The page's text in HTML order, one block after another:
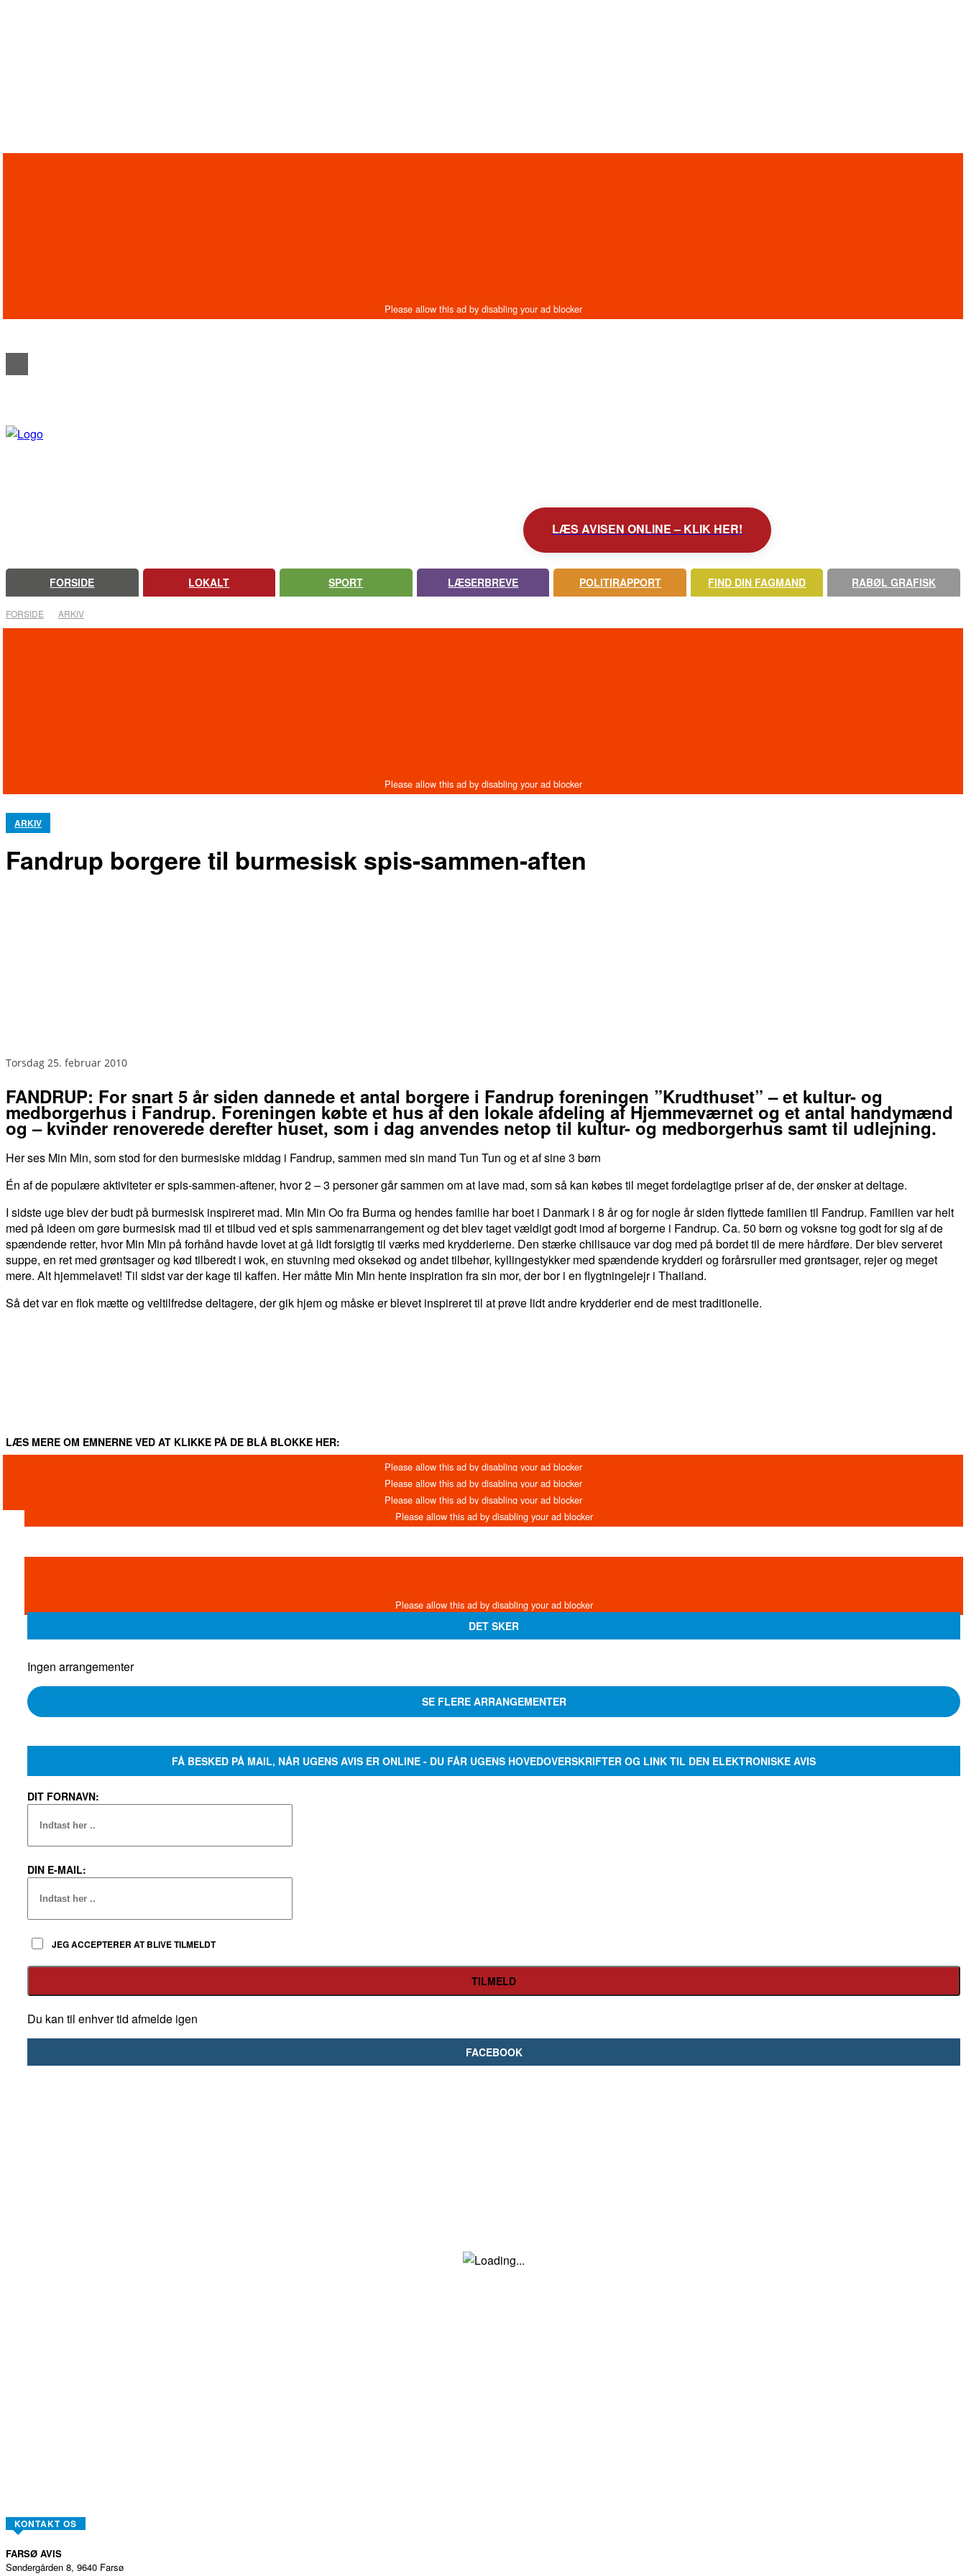
LÆS AVISEN ONLINE – KLIK HER!
FORSIDE LOKALT SPORT LÆSERBREVE POLITIRAPPORT FIND DIN FAGMAND RABØL GRAFISK
FORSIDE ARKIV
ARKIV
Fandrup borgere til burmesisk spis-sammen-aften
torsdag 25. februar 2010
FANDRUP: For snart 5 år siden dannede et antal borgere i Fandrup foreningen ”Krudthuset” – et kultur- og
medborgerhus i Fandrup. Foreningen købte et hus af den lokale afdeling af Hjemmeværnet og et antal handymænd
og – kvinder renoverede derefter huset, som i dag anvendes netop til kultur- og medborgerhus samt til udlejning.
Her ses Min Min, som stod for den burmesiske middag i Fandrup, sammen med sin mand Tun Tun og et af sine 3 børn
Én af de populære aktiviteter er spis-sammen-aftener, hvor 2 – 3 personer går sammen om at lave mad, som så kan købes til meget fordelagtige priser af de, der ønsker at deltage.
I sidste uge blev der budt på burmesisk inspireret mad. Min Min Oo fra Burma og hendes familie har boet i Danmark i 8 år og for nogle år siden flyttede familien til Fandrup. Familien var helt
med på ideen om gøre burmesisk mad til et tilbud ved et spis sammenarrangement og det blev taget vældigt godt imod af borgerne i Fandrup. Ca. 50 børn og voksne tog godt for sig af de
spændende retter, hvor Min Min på forhånd havde lovet at gå lidt forsigtig til værks med krydderierne. Den stærke chilisauce var dog med på bordet til de mere hårdføre. Der blev serveret
suppe, en ret med grøntsager og kød tilberedt i wok, en stuvning med oksekød og andet tilbehør, kyllingestykker med spændende krydderi og forårsruller med grøntsager, rejer og meget
mere. Alt hjemmelavet! Til sidst var der kage til kaffen. Her måtte Min Min hente inspiration fra sin mor, der bor i en flygtningelejr i Thailand.
Så det var en flok mætte og veltilfredse deltagere, der gik hjem og måske er blevet inspireret til at prøve lidt andre krydderier end de mest traditionelle.
LÆS MERE OM EMNERNE VED AT KLIKKE PÅ DE BLÅ BLOKKE HER:
DET SKER
Ingen arrangementer
SE FLERE ARRANGEMENTER
FÅ BESKED PÅ MAIL, NÅR UGENS AVIS ER ONLINE - DU FÅR UGENS HOVEDOVERSKRIFTER OG LINK TIL DEN ELEKTRONISKE AVIS
DIT FORNAVN:
DIN E-MAIL:
JEG ACCEPTERER AT BLIVE TILMELDT
Du kan til enhver tid afmelde igen
FACEBOOK
KONTAKT OS
FARSØ AVIS
Søndergården 8, 9640 Farsø